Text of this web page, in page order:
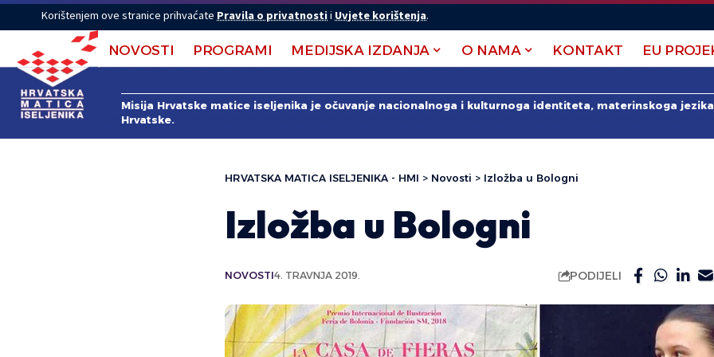
Korištenjem ove stranice prihvaćate Pravila o privatnostii Uvjete korištenja.
NOVOSTI PROGRAMI MEDIJSKA IZDANJA O NAMA KONTAKT EU
Misija Hrvatske matice iseljenika je očuvanje nacionalnoga i kulturnoga identiteta, materinskoga
Hrvatske.
HRVATSKA MATICA ISELJENIKA - HMI > Novosti > Izložba u Bologni
Izložba u Bologni
NOVOSTI4. TRAVNJA 2019. PODIJELI